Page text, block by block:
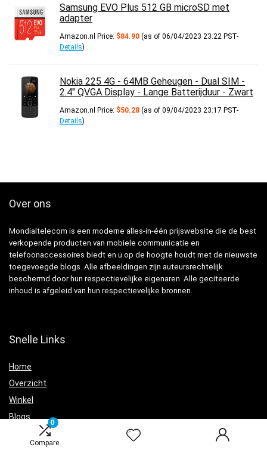
0
Compare
Samsung EVO Plus 512 GB microSD met
adapter
Amazon.nl Price: $84.90 (as of 06/04/2023 23:22 PST-
Details)
Nokia 225 4G - 64MB Geheugen - Dual SIM -
2.4" QVGA Display - Lange Batterijduur - Zwart
Amazon.nl Price: $50.28 (as of 09/04/2023 23:17 PST-
Details)
Over ons
Mondialtelecom is een moderne alles-in-één prijswebsite die de best
verkopende producten van mobiele communicatie en
telefoonaccessoires biedt en u op de hoogte houdt met de nieuwste
toegevoegde blogs. Alle afbeeldingen zijn auteursrechtelijk
beschermd door hun respectievelijke eigenaren. Alle geciteerde
inhoud is afgeleid van hun respectievelijke bronnen.
Snelle Links
Home
Overzicht
Winkel
Blogs
Adverteren
Onze webshops